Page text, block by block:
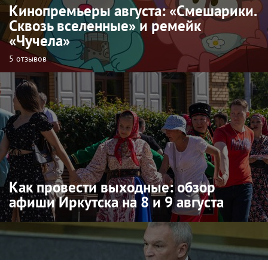
Кинопремьеры августа: «Смешарики.
Сквозь вселенные» и ремейк
«Чучела»
5 отзывов
Как провести выходные: обзор
афиши Иркутска на 8 и 9 августа